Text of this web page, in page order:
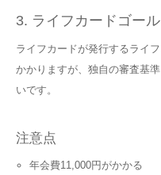
3. ライフカードゴー
ライフカードが発行するライ
かかりますが、独自の審査基
いです。
注意点
年会費11,000円がかかる